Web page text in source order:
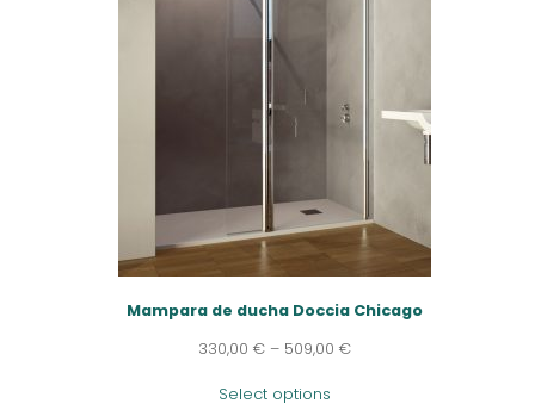
Mampara de ducha Doccia Chicago
330,00€ – 509,00€
Select options